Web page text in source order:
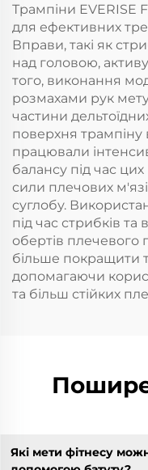
Трампіни EVERISE
для ефективних
Вправи, такі як
над головою,
того, виконання
розмахами рук
частини
поверхня трампіну
працювали
балансу під час
сили плечових
суглобу.
під час стрибків
обертів плечевого
більше покращити
допомагаючи
та більш стійких
Які мети фітнесу